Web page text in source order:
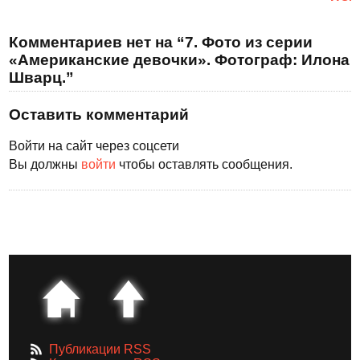
Комментариев нет на “7. Фото из серии
«Американские девочки». Фотограф: Илона
Шварц.”
Оставить комментарий
Войти на сайт через соцсети
Вы должны войти чтобы оставлять сообщения.
Публикации RSS